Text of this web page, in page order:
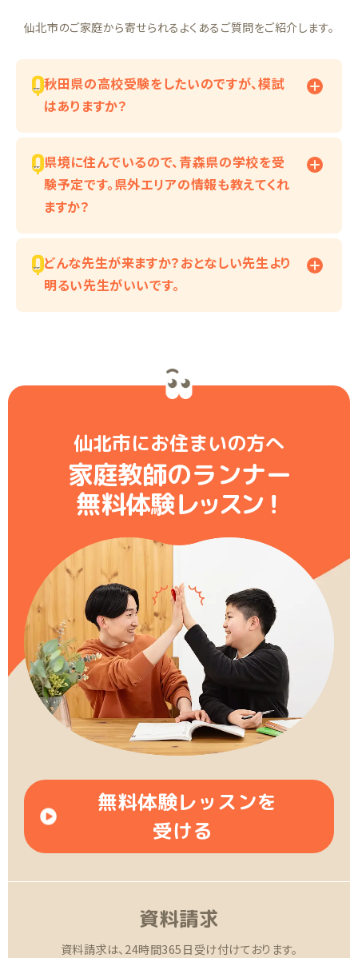
仙北市のご家庭から寄せられるよくあるご質問をご紹介します。
秋田県の高校受験をしたいのですが、模試
はありますか？
県境に住んでいるので、青森県の学校を受
験予定です。県外エリアの情報も教えてくれ
ますか？
どんな先生が来ますか？おとなしい先生より
明るい先生がいいです。
仙北市にお住まいの方へ
家庭教師のランナー
無料体験レッスン！
無料体験レッスンを
受ける
資料請求
資料請求は、24時間365日受け付けております。